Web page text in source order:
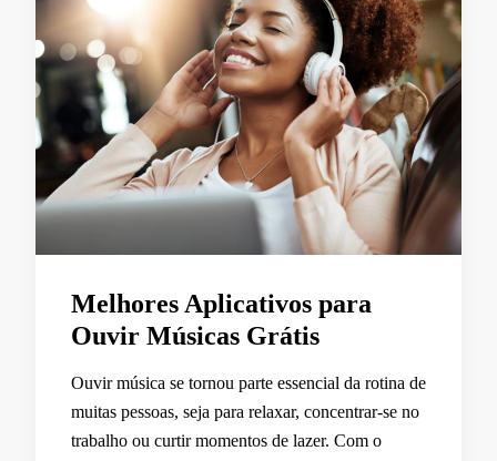
Melhores Aplicativos para
Ouvir Músicas Grátis
Ouvir música se tornou parte essencial da rotina de
muitas pessoas, seja para relaxar, concentrar-se no
trabalho ou curtir momentos de lazer. Com o